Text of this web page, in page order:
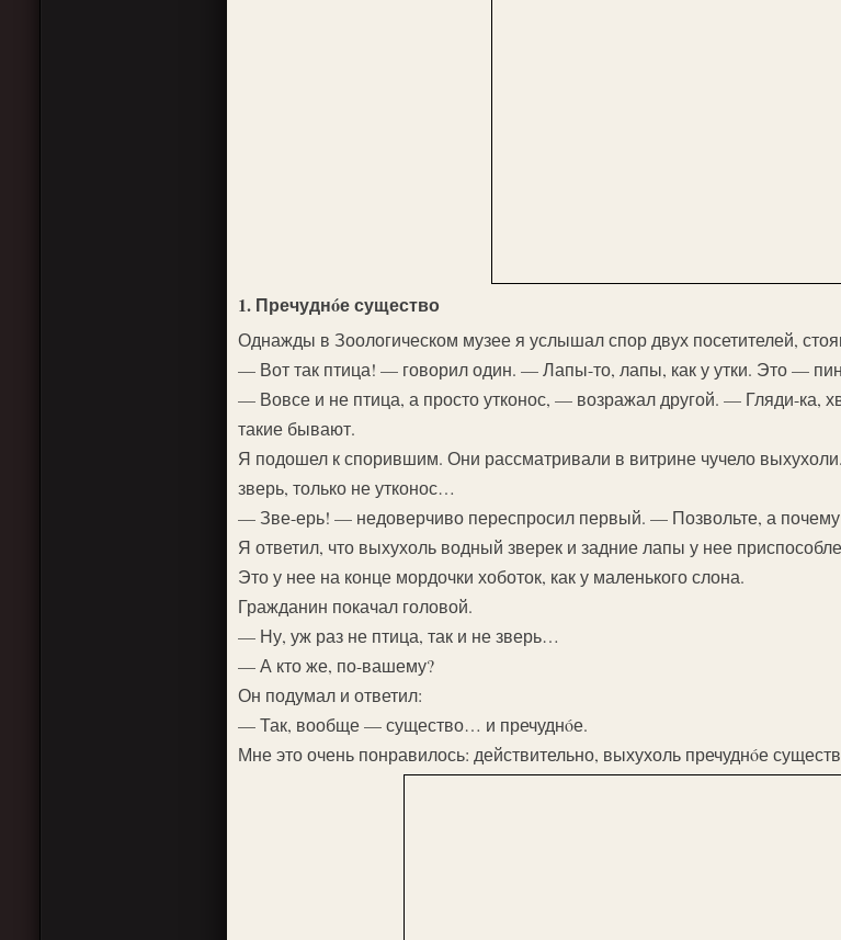
1. Пречуднóе существо
Однажды в Зоологическом музее я услышал спор двух посетителей,
— Вот так птица! — говорил один. — Лапы-то, лапы, как у утки. Это —
— Вовсе и не птица, а просто утконос, — возражал другой. — Гляди-ка,
такие бывают.
Я подошел к спорившим. Они рассматривали в витрине чучело
зверь, только не утконос…
— Зве-ерь! — недоверчиво переспросил первый. — Позвольте, а
Я ответил, что выхухоль водный зверек и задние лапы у нее
Это у нее на конце мордочки хоботок, как у маленького слона.
Гражданин покачал головой.
— Ну, уж раз не птица, так и не зверь…
— А кто же, по-вашему?
Он подумал и ответил:
— Так, вообще — существо… и пречуднóе.
Мне это очень понравилось: действительно, выхухоль пречуднóе